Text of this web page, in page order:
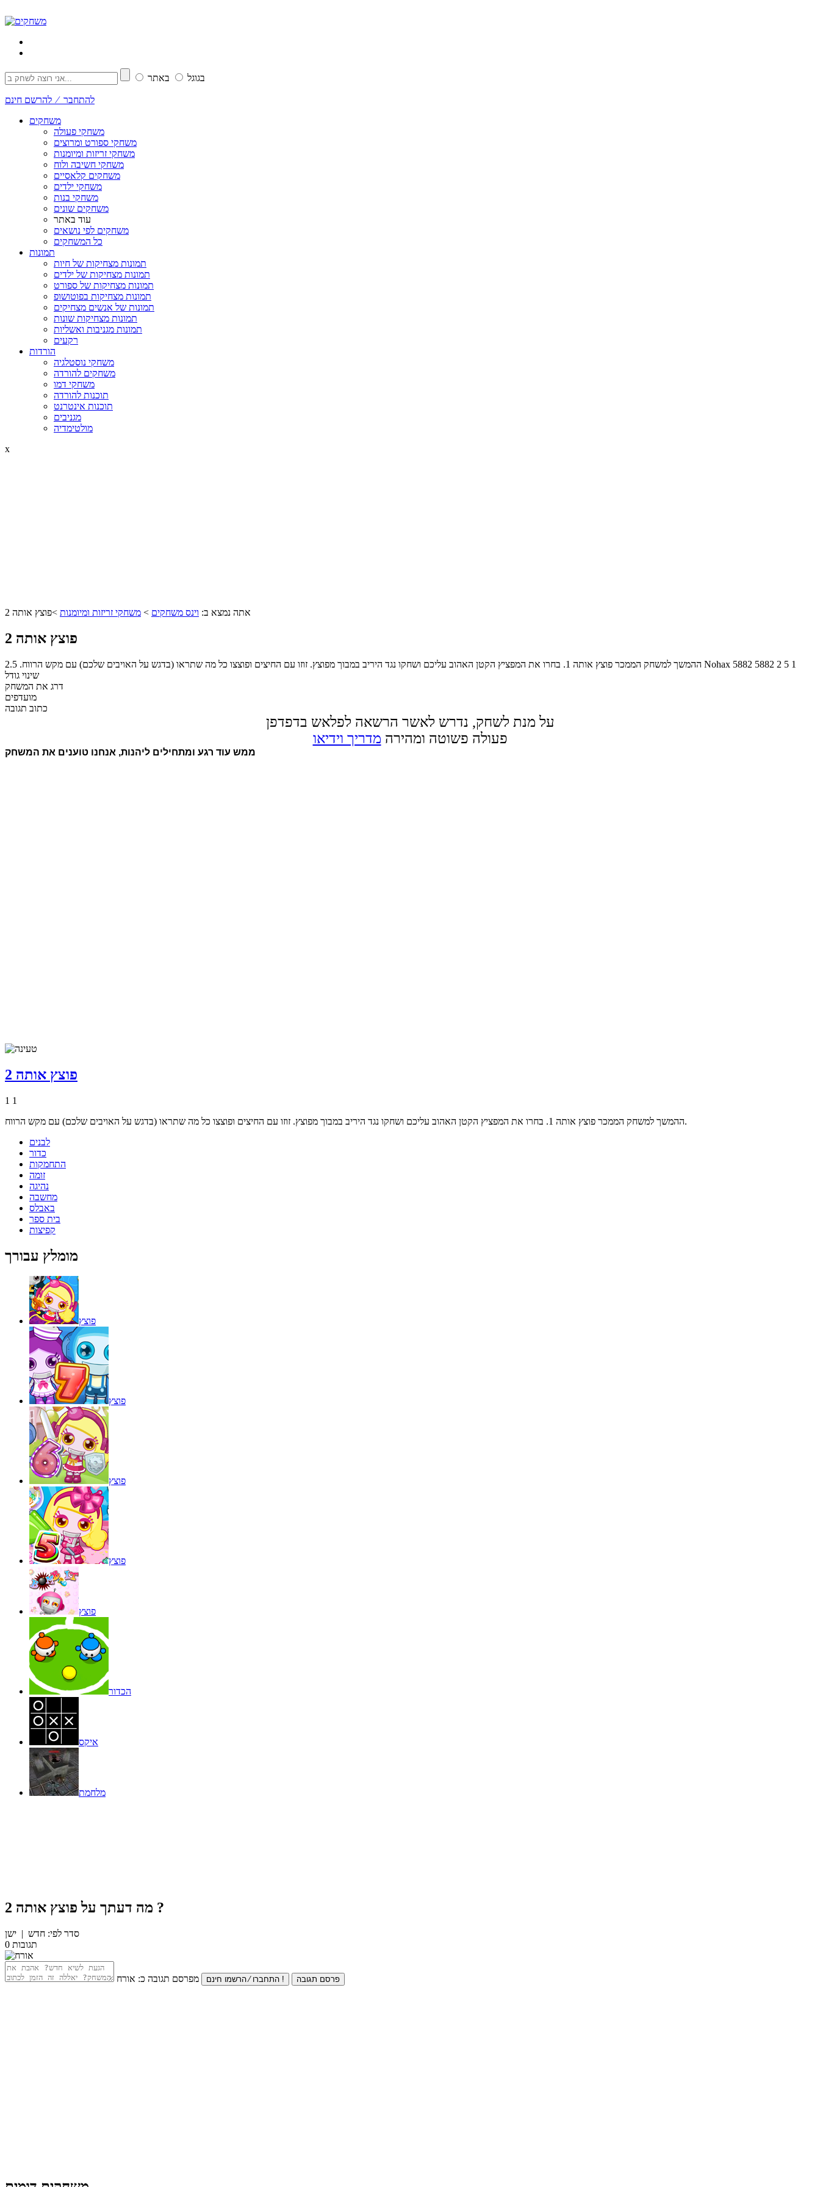
בגוגל באתר
להתחבר ⁄ להרשם חינם
משחקים
משחקי פעולה
משחקי ספורט ומרוצים
משחקי זריזות ומיומנות
משחקי חשיבה ולוח
משחקים קלאסיים
משחקי ילדים
משחקי בנות
משחקים שונים
עוד באתר
משחקים לפי נושאים
כל המשחקים
תמונות
תמונות מצחיקות של חיות
תמונות מצחיקות של ילדים
תמונות מצחיקות של ספורט
תמונות מצחיקות בפוטושופ
תמונות של אנשים מצחיקים
תמונות מצחיקות שונות
תמונות מגניבות ואשליות
רקעים
הורדות
משחקי נוסטלגיה
משחקים להורדה
משחקי דמו
תוכנות להורדה
תוכנות אינטרנט
מגניבים
מולטימדיה
x
אתה נמצא ב: וינס משחקים > משחקי זריזות ומיומנות >פוצץ אותה 2
פוצץ אותה 2
ההמשך למשחק הממכר פוצץ אותה 1. בחרו את המפציץ הקטן האהוב עליכם ושחקו נגד היריב במבוך מפוצץ. זוזו עם החיצים ופוצצו כל מה שתראו (בדגש על האויבים שלכם) עם מקש הרווח. 2.5 Nohax 5882 5882 2 5 1
שינוי גודל
דרג את המשחק
מועדפים
כתוב תגובה
על מנת לשחק, נדרש לאשר הרשאה לפלאש בדפדפן
פעולה פשוטה ומהירה מדריך וידיאו
ממש עוד רגע ומתחילים ליהנות, אנחנו טוענים את המשחק
פוצץ אותה 2
1 1
ההמשך למשחק הממכר פוצץ אותה 1. בחרו את המפציץ הקטן האהוב עליכם ושחקו נגד היריב במבוך מפוצץ. זוזו עם החיצים ופוצצו כל מה שתראו (בדגש על האויבים שלכם) עם מקש הרווח.
לבנים
כדור
התחמקות
זומה
נהיגה
מחשבה
באבלס
בית ספר
קפיצות
מומלץ עבורך
פוצץ
פוצץ
פוצץ
פוצץ
פוצץ
הכדור
איקס
מלחמת
מה דעתך על פוצץ אותה 2 ?
סדר לפי: חדש | ישן
0 תגובות
מפרסם תגובה כ: אורח התחברו ⁄ הרשמו חינם ! פרסם תגובה